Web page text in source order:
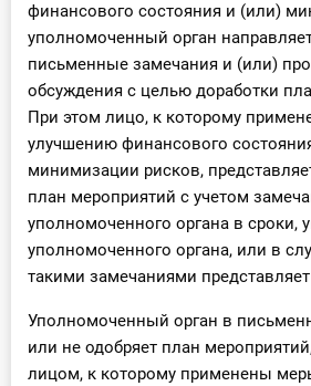
финансового состояния и (или)
уполномоченный орган
письменные замечания и (или)
обсуждения с целью доработки
При этом лицо, к которому
улучшению финансового
минимизации рисков,
план мероприятий с учетом
уполномоченного органа в сроки,
уполномоченного органа, или в
такими замечаниями
Уполномоченный орган в
или не одобряет план
лицом, к которому применены